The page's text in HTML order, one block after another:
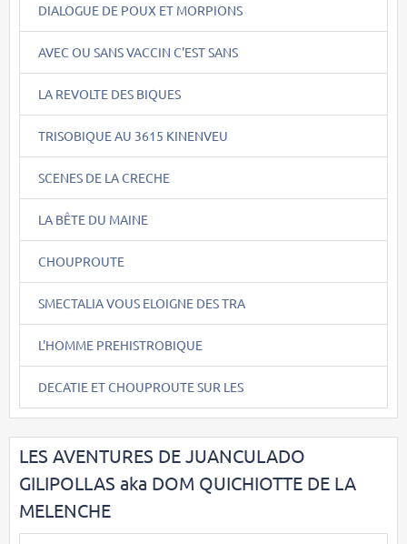
DIALOGUE DE POUX ET MORPIONS
AVEC OU SANS VACCIN C'EST SANS
LA REVOLTE DES BIQUES
TRISOBIQUE AU 3615 KINENVEU
SCENES DE LA CRECHE
LA BÊTE DU MAINE
CHOUPROUTE
SMECTALIA VOUS ELOIGNE DES TRA
L'HOMME PREHISTROBIQUE
DECATIE ET CHOUPROUTE SUR LES
LES AVENTURES DE JUANCULADO
GILIPOLLAS aka DOM QUICHIOTTE DE LA
MELENCHE